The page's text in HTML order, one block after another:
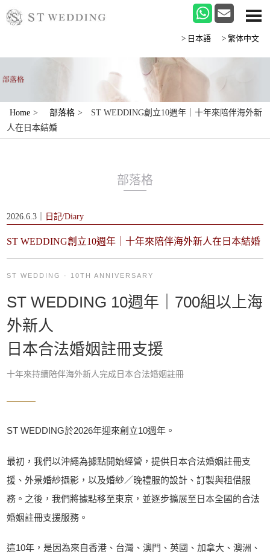
>日本語 >繁体中文
Home > 部落格 >
ST WEDDING創立10週年｜十年來陪伴海外新
人在日本結婚
部落格
2026.6.3｜ 日記/Diary
ST WEDDING創立10週年｜十年來陪伴海外新人在日本結婚
ST WEDDING · 10TH ANNIVERSARY
ST WEDDING 10週年｜700組以上海
外新人
日本合法婚姻註冊支援
十年來持續陪伴海外新人完成日本合法婚姻註冊
ST WEDDING於2026年迎來創立10週年。
最初，我們以沖繩為據點開始經營，提供日本合法婚姻註冊支
援、外景婚紗攝影，以及婚紗／晚禮服的設計、訂製與租借服
務。之後，我們將據點移至東京，並逐步擴展至日本全國的合法
婚姻註冊支援服務。
這10年，是因為來自香港、台灣、澳門、英國、加拿大、澳洲、